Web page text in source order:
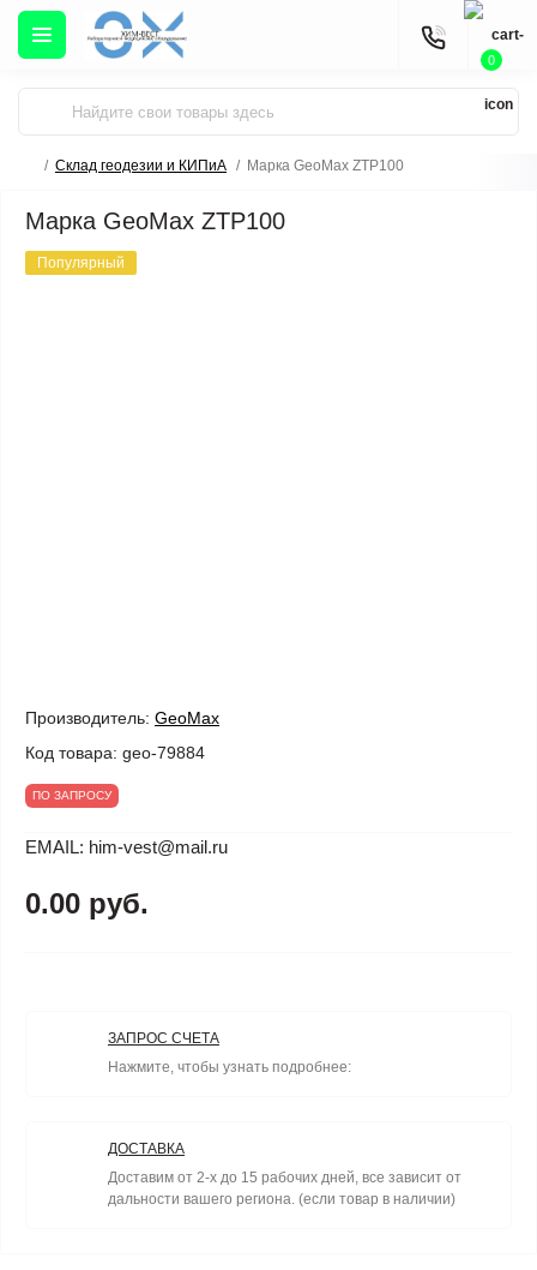
0
Склад геодезии и КИПиА Марка GeoMax ZTP100
Марка GeoMax ZTP100
Популярный
Производитель: GeoMax
Код товара: geo-79884
ПО ЗАПРОСУ
EMAIL: him-vest@mail.ru
0.00 руб.
ЗАПРОС СЧЕТА
Нажмите, чтобы узнать подробнее:
ДОСТАВКА
Доставим от 2-х до 15 рабочих дней, все зависит от
дальности вашего региона. (если товар в наличии)